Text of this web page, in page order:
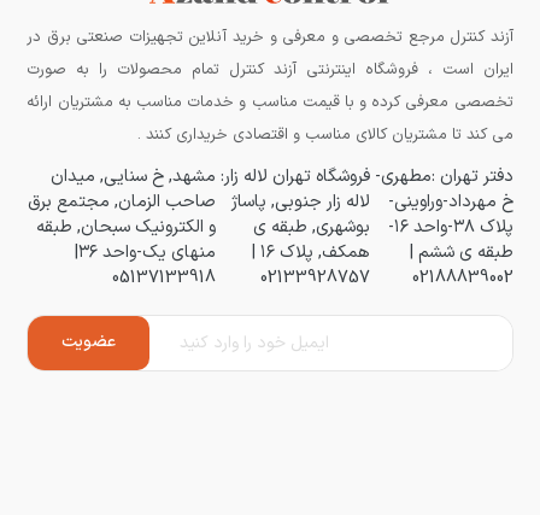
آزند کنترل مرجع تخصصی و معرفی و خرید آنلاین تجهیزات صنعتی برق در
ایران است ، فروشگاه اینترنتی آزند کنترل تمام محصولات را به صورت
تخصصی معرفی کرده و با قیمت مناسب و خدمات مناسب به مشتریان ارائه
می کند تا مشتریان کالای مناسب و اقتصادی خریداری کنند .
دفتر تهران :مطهری-
خ مهرداد-وراوینی-
پلاک ۳۸-واحد ۱۶-
طبقه ی ششم |
02188839002
فروشگاه تهران لاله زار:
لاله زار جنوبی, پاساژ
بوشهری, طبقه ی
همکف, پلاک ۱۶ |
02133928757
مشهد, خ سنایی, میدان
صاحب الزمان, مجتمع برق
و الکترونیک سبحان, طبقه
منهای یک-واحد ۳۶|
05137133918